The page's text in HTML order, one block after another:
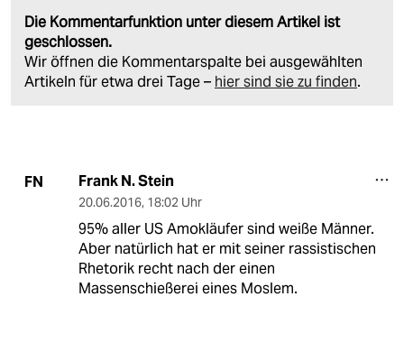
Die Kommentarfunktion unter diesem Artikel ist
geschlossen.
Wir öffnen die Kommentarspalte bei ausgewählten
Artikeln für etwa drei Tage – hier sind sie zu finden.
FN Frank N. Stein
20.06.2016, 18:02 Uhr
95% aller US Amokläufer sind weiße Männer.
Aber natürlich hat er mit seiner rassistischen
Rhetorik recht nach der einen
Massenschießerei eines Moslem.